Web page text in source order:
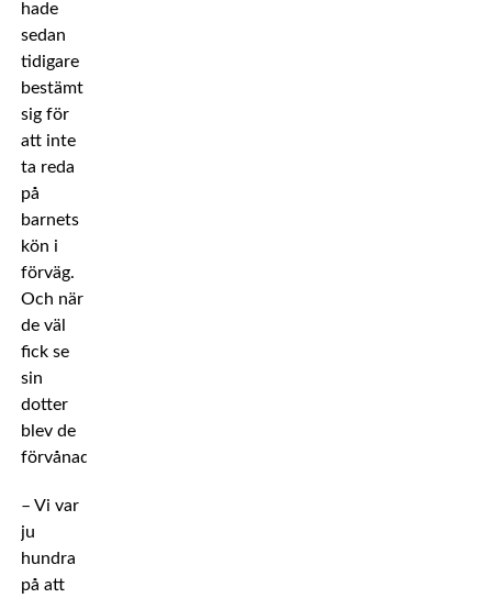
hade
sedan
tidigare
bestämt
sig för
att inte
ta reda
på
barnets
kön i
förväg.
Och när
de väl
fick se
sin
dotter
blev de
förvånade.
– Vi var
ju
hundra
på att